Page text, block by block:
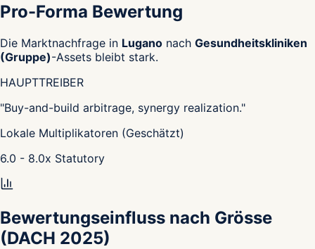
Pro-Forma Bewertung
Die Marktnachfrage in Lugano nach Gesundheitskliniken
(Gruppe)-Assets bleibt stark.
HAUPTTREIBER
"Buy-and-build arbitrage, synergy realization."
Lokale Multiplikatoren (Geschätzt)
6.0 - 8.0x Statutory
Bewertungseinfluss nach Grösse
(DACH 2025)